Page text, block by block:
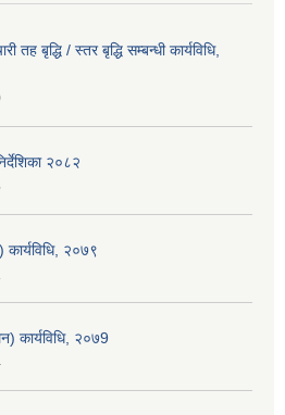
तह बृद्धि / स्तर बृद्धि सम्बन्धी कार्यविधि,
२०८२
कार्यविधि, २०७९
कार्यविधि, २०७9